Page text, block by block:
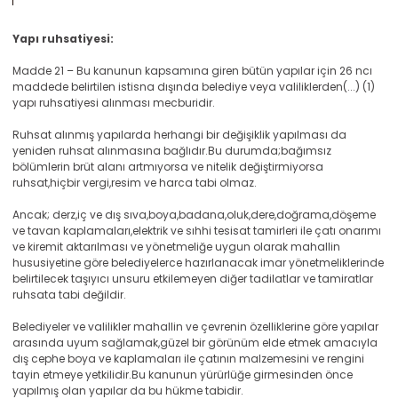
Yapı ruhsatiyesi:
Madde 21 – Bu kanunun kapsamına giren bütün yapılar için 26 ncı
maddede belirtilen istisna dışında belediye veya valiliklerden(...) (1)
yapı ruhsatiyesi alınması mecburidir.
Ruhsat alınmış yapılarda herhangi bir değişiklik yapılması da
yeniden ruhsat alınmasına bağlıdır.Bu durumda;bağımsız
bölümlerin brüt alanı artmıyorsa ve nitelik değiştirmiyorsa
ruhsat,hiçbir vergi,resim ve harca tabi olmaz.
Ancak; derz,iç ve dış sıva,boya,badana,oluk,dere,doğrama,döşeme
ve tavan kaplamaları,elektrik ve sıhhi tesisat tamirleri ile çatı onarımı
ve kiremit aktarılması ve yönetmeliğe uygun olarak mahallin
hususiyetine göre belediyelerce hazırlanacak imar yönetmeliklerinde
belirtilecek taşıyıcı unsuru etkilemeyen diğer tadilatlar ve tamiratlar
ruhsata tabi değildir.
Belediyeler ve valilikler mahallin ve çevrenin özelliklerine göre yapılar
arasında uyum sağlamak,güzel bir görünüm elde etmek amacıyla
dış cephe boya ve kaplamaları ile çatının malzemesini ve rengini
tayin etmeye yetkilidir.Bu kanunun yürürlüğe girmesinden önce
yapılmış olan yapılar da bu hükme tabidir.